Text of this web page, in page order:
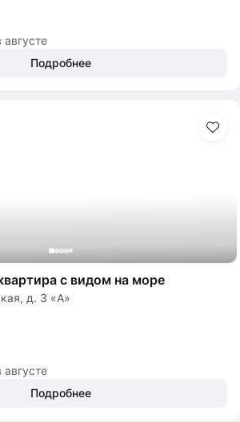
августе
Подробнее
с видом на море
д. 3 «А»
августе
Подробнее